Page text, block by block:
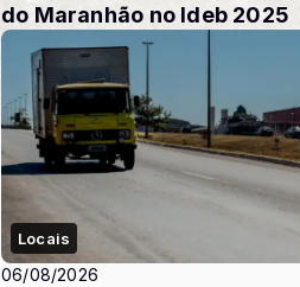
do Maranhão no Ideb 2025
Locais
06/08/2026